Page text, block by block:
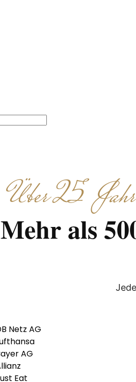
Über 25
Mehr als